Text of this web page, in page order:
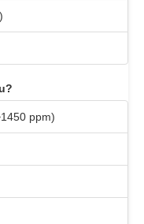
ppm)